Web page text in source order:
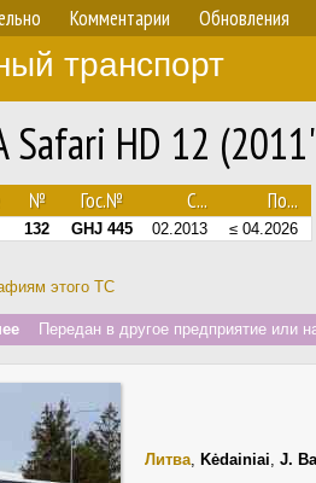
Комментарии Обновления
транспорт
Safari HD 12
№ Гос.№ С... По...
132 GHJ 445 02.2013 ≤ 04.2026
этого ТС
Передан в другое предприятие или
Литва, Kėdainiai, J.